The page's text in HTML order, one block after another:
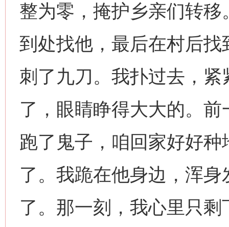
整为零，掩护乡亲们转
到处找他，最后在村后
刺了九刀。我扑过去，
了，眼睛睁得大大的。
跑了鬼子，咱回家好好
了。我跪在他身边，浑
了。那一刻，我心里只